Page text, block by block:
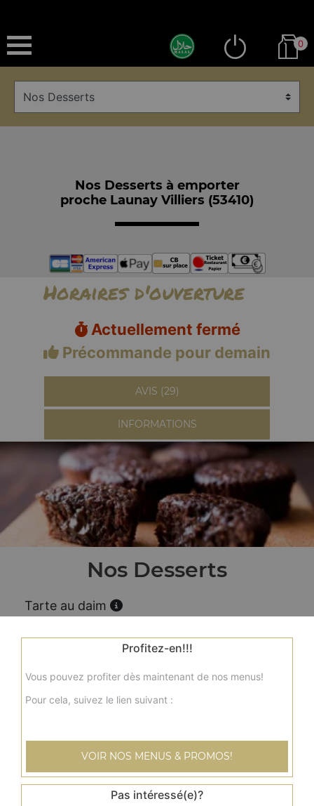
0
Nos Desserts à emporter
proche Launay Villiers (53410)
Horaires d'ouverture
Actuellement fermé
Précommande pour demain
AVIS (29)
INFORMATIONS
Nos Desserts
Tarte au daim
Fondant au chocolat
3.50€
3.00€
Profitez-en!!!
Vous pouvez profiter dès maintenant de nos menus!
Pour cela, suivez le lien suivant :
VOIR NOS MENUS & PROMOS!
Pas intéressé(e)?